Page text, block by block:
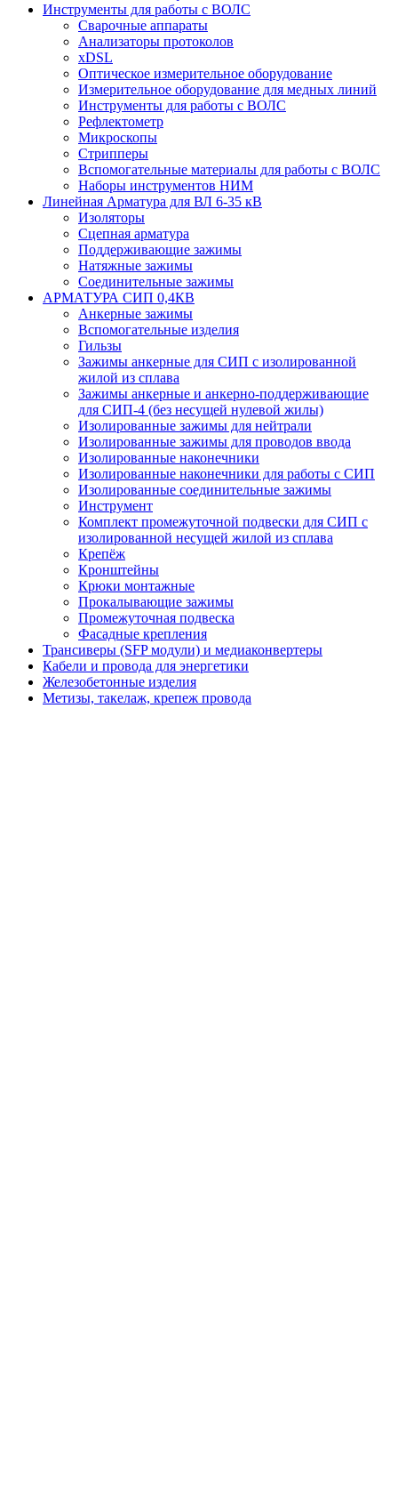
Инструменты для работы с ВОЛС
Сварочные аппараты
Анализаторы протоколов
xDSL
Оптическое измерительное оборудование
Измерительное оборудование для медных линий
Инструменты для работы с ВОЛС
Рефлектометр
Микроскопы
Стрипперы
Вспомогательные материалы для работы с ВОЛС
Наборы инструментов НИМ
Линейная Арматура для ВЛ 6-35 кВ
Изоляторы
Сцепная арматура
Поддерживающие зажимы
Натяжные зажимы
Соединительные зажимы
АРМАТУРА СИП 0,4КВ
Анкерные зажимы
Вспомогательные изделия
Гильзы
Зажимы анкерные для СИП с изолированной
жилой из сплава
Зажимы анкерные и анкерно-поддерживающие
для СИП-4 (без несущей нулевой жилы)
Изолированные зажимы для нейтрали
Изолированные зажимы для проводов ввода
Изолированные наконечники
Изолированные наконечники для работы с СИП
Изолированные соединительные зажимы
Инструмент
Комплект промежуточной подвески для СИП с
изолированной несущей жилой из сплава
Крепёж
Кронштейны
Крюки монтажные
Прокалывающие зажимы
Промежуточная подвеска
Фасадные крепления
Трансиверы (SFP модули) и медиаконвертеры
Кабели и провода для энергетики
Железобетонные изделия
Метизы, такелаж, крепеж провода